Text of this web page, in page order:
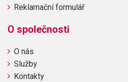
Reklamační formulář
O společnosti
O nás
Služby
Kontakty